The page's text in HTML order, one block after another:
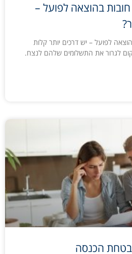
חובות בהוצאה לפועל –
בהוצאה לפועל – יש דרכים יותר קלות
לגרור את התשלומים שלהם לנצח.
הכנסה